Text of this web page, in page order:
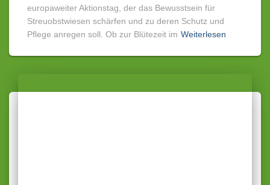
europaweiter Aktionstag, der das Bewusstsein für
Streuobstwiesen schärfen und zu deren Schutz und
Pflege anregen soll. Ob zur Blütezeit im Weiterlesen